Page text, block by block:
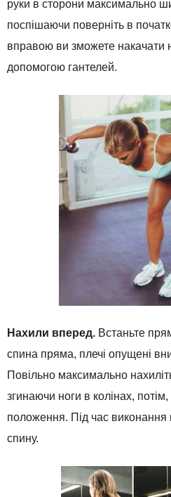
руки в сторони максимально
поспішаючи поверніть в
вправою ви зможете накачати
допомогою гантелей.
Нахили вперед. Встаньте
спина пряма, плечі опущені
Повільно максимально
згинаючи ноги в колінах,
положення. Під час виконання
спину.